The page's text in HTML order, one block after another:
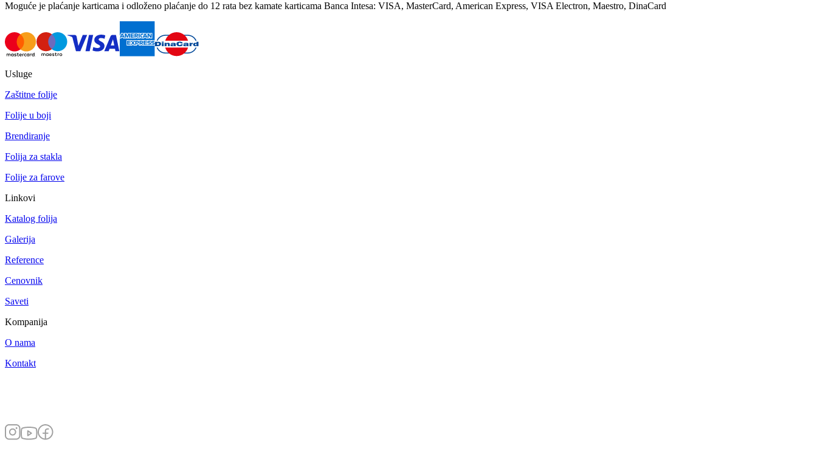
Moguće je plaćanje karticama i odloženo plaćanje do 12 rata bez kamate karticama Banca Intesa: VISA, MasterCard, American Express, VISA Electron, Maestro, DinaCard
Usluge
Zaštitne folije
Folije u boji
Brendiranje
Folija za stakla
Folije za farove
Linkovi
Katalog folija
Galerija
Reference
Cenovnik
Saveti
Kompanija
O nama
Kontakt